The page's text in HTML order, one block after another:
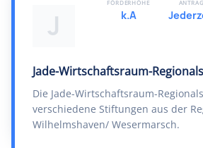
J
Jade-Wirtschaftsraum-
Die Jade-Wirtschaftsraum-
verschiedene Stiftungen aus der
Wilhelmshaven/ Wesermarsch.
FÖRDERHÖHE
k.A
ANTRAG